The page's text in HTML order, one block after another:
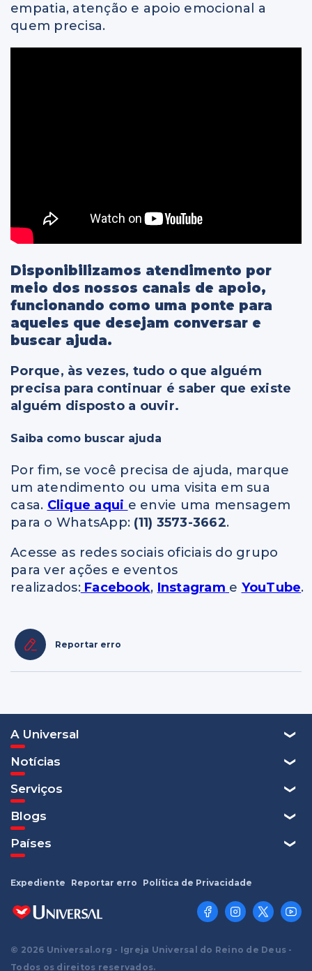
empatia, atenção e apoio emocional a
quem precisa.
Disponibilizamos atendimento por
meio dos nossos canais de apoio,
funcionando como uma ponte para
aqueles que desejam conversar e
buscar ajuda.
Porque, às vezes, tudo o que alguém
precisa para continuar é saber que existe
alguém disposto a ouvir.
Saiba como buscar ajuda
Por fim, se você precisa de ajuda, marque
um atendimento ou uma visita em sua
casa. Clique aqui e envie uma mensagem
para o WhatsApp: (11) 3573-3662.
Acesse as redes sociais oficiais do grupo
para ver ações e eventos
realizados:Facebook, Instagram e YouTube.
Reportar erro
A Universal
Notícias
Serviços
Blogs
Países
© 2026 Universal.org - Igreja Universal do Reino de Deus -
Todos os direitos reservados.
Expediente Reportar erro Política de Privacidade